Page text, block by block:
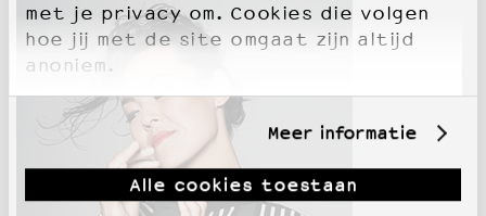
met je privacy om. Cookies die volgen
hoe jij met de site omgaat zijn altijd
anoniem.
Meer informatie
Alle cookies toestaan